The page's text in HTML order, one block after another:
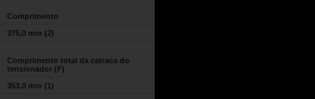
Comprimento
375,0 mm (2)
Comprimento total da catraca do
tensionador (F)
353,0 mm (1)